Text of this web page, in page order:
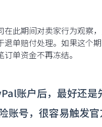
在此期间对卖家行为观察
退单赔付处理。如果这个
单资金不再冻结。
账户后，最好还是
账号，很容易触发官